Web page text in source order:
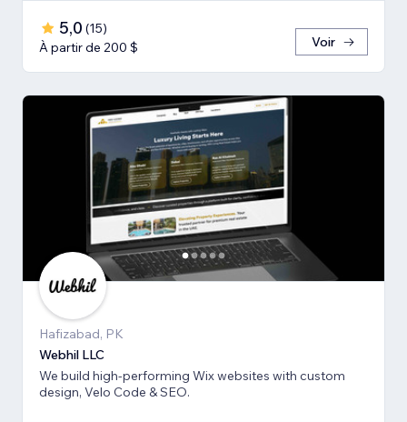
5,0 (15)
À partir de 200 $
Voir
Hafizabad, PK
Webhil LLC
We build high-performing Wix websites with custom
design, Velo Code & SEO.